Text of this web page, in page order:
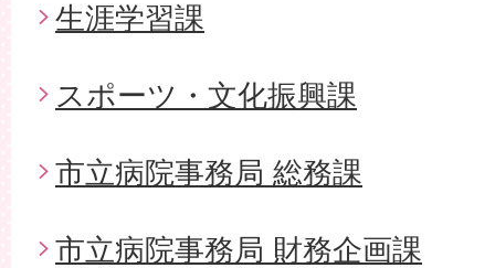
生涯学習課
スポーツ・文化振興課
市立病院事務局 総務課
市立病院事務局 財務企画課